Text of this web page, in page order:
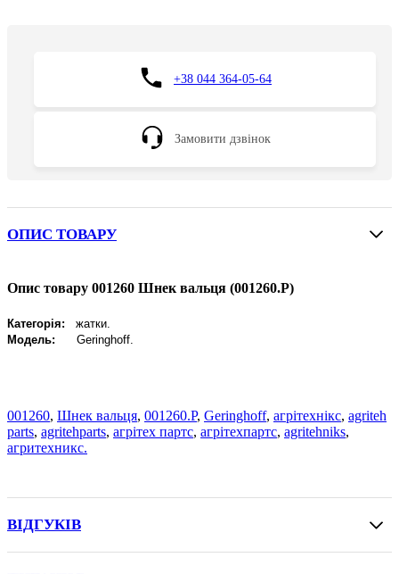
+38 044 364-05-64
Замовити дзвінок
ОПИС ТОВАРУ
Опис товару 001260 Шнек вальця (001260.P)
Категорія: жатки.
Модель: Geringhoff.
001260, Шнек вальця, 001260.P, Geringhoff, агрітехнікс, agriteh
parts, agritehparts, агрітех партс, агрітехпартс, agritehniks,
агритехникс.
ВІДГУКІВ